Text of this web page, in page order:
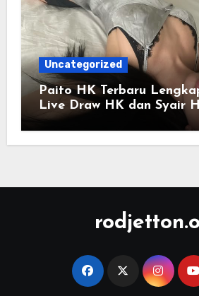
Uncategorized
Paito HK Terbaru
Live Draw HK dan Syair